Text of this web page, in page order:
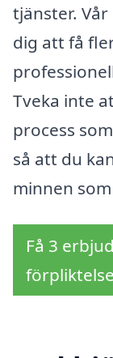
tjänster.
dig att få
Tveka inte
process
så att du
minnen
Få 3